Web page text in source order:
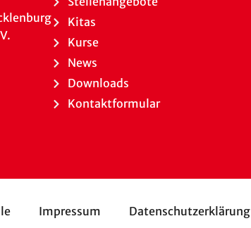
Kitas
Kurse
News
Downloads
Kontaktformular
Impressum Datenschutzerklärung